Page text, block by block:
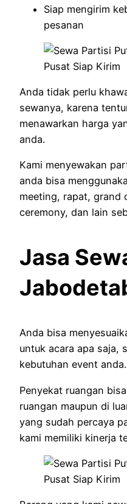
Siap mengirim
pesanan
Anda tidak perlu
sewanya, karena
menawarkan harga
anda.
Kami menyewakan
anda bisa
meeting, rapat, grand
ceremony, dan lain
Jasa
Anda bisa
untuk acara apa saja,
kebutuhan event anda.
Penyekat ruangan
ruangan maupun di
yang sudah percaya
kami memiliki kinerja